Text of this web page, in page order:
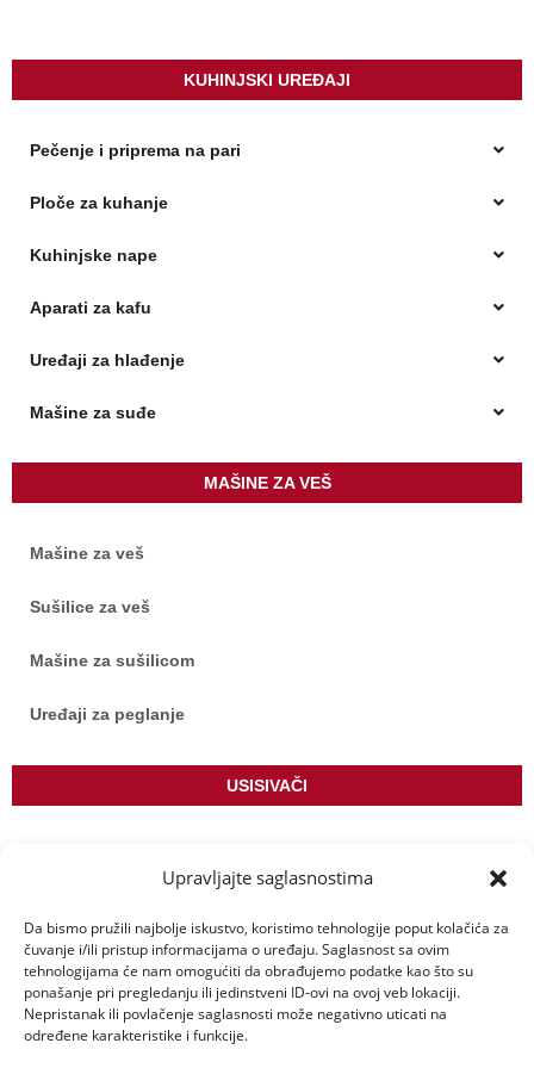
Upravljajte saglasnostima
Da bismo pružili najbolje iskustvo, koristimo tehnologije poput kolačića za
čuvanje i/ili pristup informacijama o uređaju. Saglasnost sa ovim
tehnologijama će nam omogućiti da obrađujemo podatke kao što su
ponašanje pri pregledanju ili jedinstveni ID-ovi na ovoj veb lokaciji.
Nepristanak ili povlačenje saglasnosti može negativno uticati na
određene karakteristike i funkcije.
KUHINJSKI UREĐAJI
Pečenje i priprema na pari
Ploče za kuhanje
Kuhinjske nape
Aparati za kafu
Uređaji za hlađenje
Mašine za suđe
MAŠINE ZA VEŠ
Mašine za veš
Sušilice za veš
Mašine za sušilicom
Uređaji za peglanje
USISIVAČI
Bežični štapni usisivači
Usisivač robot